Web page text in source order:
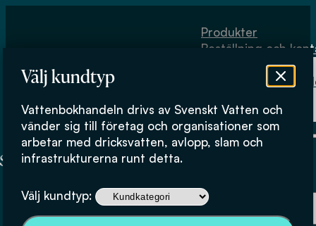
Välj kundtyp
Vattenbokhandeln drivs av Svenskt Vatten och
vänder sig till företag och organisationer som
arbetar med dricksvatten, avlopp, slam och
infrastrukturerna runt detta.
Välj kundtyp:
Produkter
Beställning och
Fysiskt lager
Beställning och kontakt